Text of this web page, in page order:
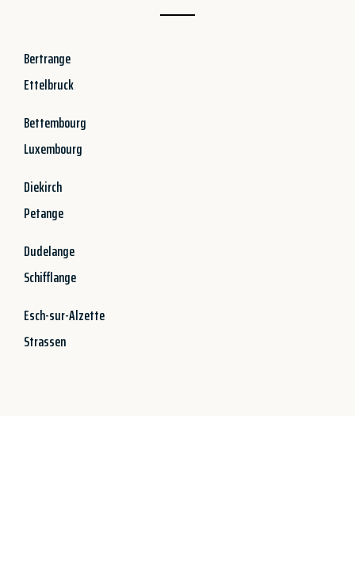
Bertrange
Ettelbruck
Bettembourg
Luxembourg
Diekirch
Petange
Dudelange
Schifflange
Esch-sur-Alzette
Strassen